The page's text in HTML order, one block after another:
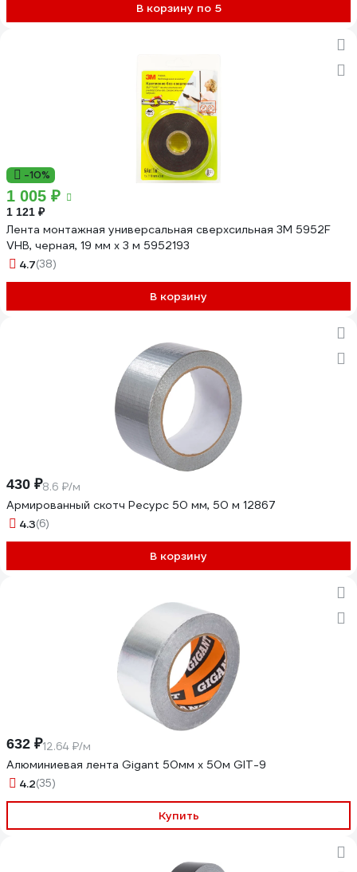
В корзину по 5
-10%
1 005 ₽
1 121 ₽
Лента монтажная универсальная сверхсильная 3М 5952F
VHB, черная, 19 мм х 3 м 5952193
4.7(38)
В корзину
430 ₽8.6 ₽/м
Армированный скотч Ресурс 50 мм, 50 м 12867
4.3(6)
В корзину
632 ₽12.64 ₽/м
Алюминиевая лента Gigant 50мм х 50м GIT-9
4.2(35)
Купить